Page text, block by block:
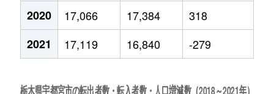
2020
17,066 17,384
318
2021
17,119 16,840 -279